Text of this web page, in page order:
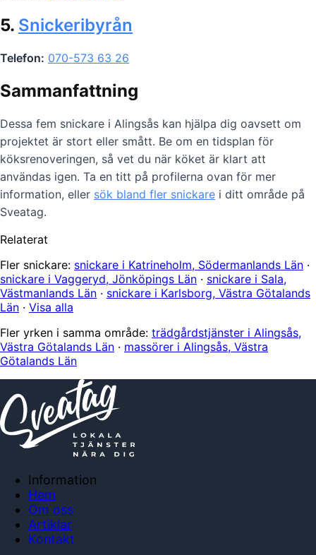
5. Snickeribyrån
Telefon: 070-573 63 26
Sammanfattning
Dessa fem snickare i Alingsås kan hjälpa dig oavsett om
projektet är stort eller smått. Be om en tidsplan för
köksrenoveringen, så vet du när köket är klart att
användas igen. Ta en titt på profilerna ovan för mer
information, eller sök bland fler snickare i ditt område på
Sveatag.
Relaterat
Fler snickare: snickare i Katrineholm, Södermanlands Län ·
snickare i Vaggeryd, Jönköpings Län · snickare i Sala,
Västmanlands Län · snickare i Karlsborg, Västra Götalands
Län · Visa alla
Fler yrken i samma område: trädgårdstjänster i Alingsås,
Västra Götalands Län · massörer i Alingsås, Västra
Götalands Län
Information
Hem
Om oss
Artiklar
Kontakt